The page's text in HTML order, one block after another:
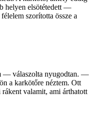
helyen elsötétedett —
szorította össze a
— válaszolta nyugodtan. —
a karkötőre néztem. Ott
valamit, ami árthatott